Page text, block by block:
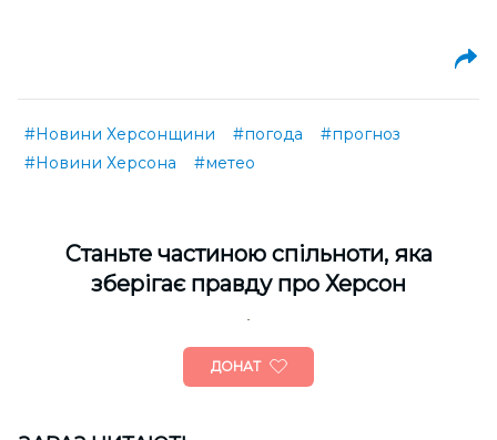
#Новини Херсонщини #погода
#прогноз
#Новини Херсона
#метео
Cтаньте частиною спільноти, яка
зберігає правду про Херсон
ДОНАТ